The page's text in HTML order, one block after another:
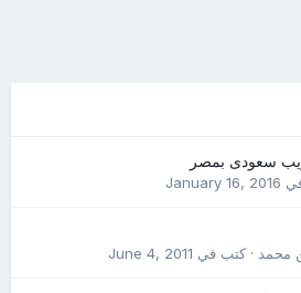
سعودى بمصر
January 16, 2016
محمد· كتب في June 4, 2011